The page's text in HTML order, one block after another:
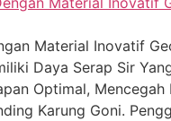
Material Inovatif
Daya Serap Sir
Optimal, Mencegah
Karung Goni.